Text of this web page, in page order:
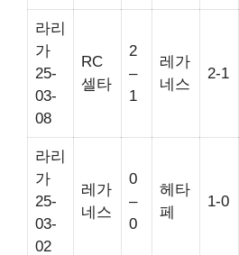
라리
가
25-
03-
08
RC
셀타
2
–
1
레가
네스
2-1
라리
가
25-
03-
02
레가
네스
0
–
0
헤타
페
1-0